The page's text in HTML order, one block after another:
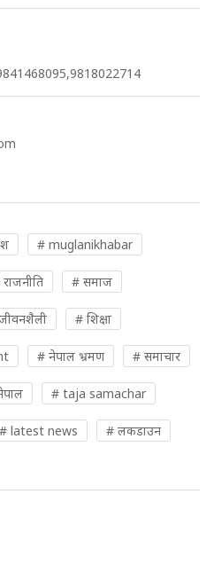
# muglanikhabar
# समाज
# शिक्षा
# नेपाल भ्रमण # समाचार
# taja samachar
# latest news # लकडाउन